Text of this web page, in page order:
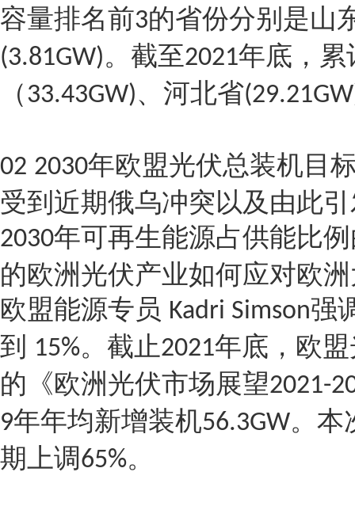
容量排名前3的省份分别是山
(3.81GW)。截至2021年底，累
（33.43GW)、河北省
02 2030年欧盟光伏总装机目
受到近期俄乌冲突以及由此
2030年可再生能源占供能比
的欧洲光伏产业如何应对欧
欧盟能源专员 Kadri Simson强
到 15%。截止2021年底，欧
的《欧洲光伏市场展望2021-
9年年均新增装机56.3GW。本
期上调65%。